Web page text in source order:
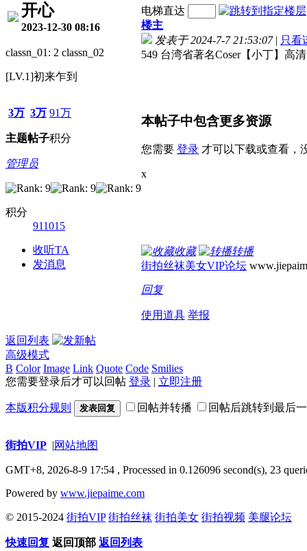
开心
2023-12-30 08:16
classn_01: 2 classn_02
[LV.1]初来乍到
3万
主题
3万
帖子
91万
积分
管理员
积分
911015
收听TA
发消息
电梯直达
楼主
发表于 2024-7-7 21:53:07 | 只看
549 台湾省著名Coser【小丁】高
本帖子中包含更多资源
您需要 登录 才可以下载或查看，
x
收藏
转播
街拍丝袜美女VIP论坛
回复
使用道具 举报
返回列表
高级模式
B Color Image Link Quote Code Smilies
您需要登录后才可以回帖 登录 | 立即注册
本版积分规则 发表回复 回帖并转播 回帖后跳转到最后
街拍VIP |网站地图
GMT+8, 2026-8-9 17:54 , Processed in 0.126096 second(s), 23
Powered by www.jiepaime.com
© 2015-2024 街拍VIP 街拍丝袜 街拍美女 街拍视频 美腿论坛
快速回复 返回顶部 返回列表